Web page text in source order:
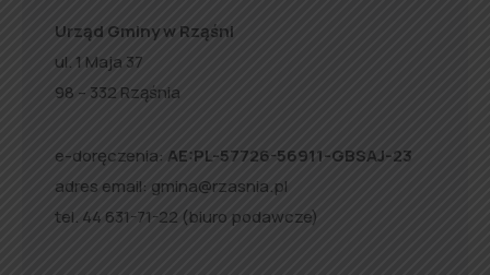
Urząd Gminy w Rząśni
ul. 1 Maja 37
98 – 332 Rząśnia
e-doręczenia: AE:PL-57726-56911-GBSAJ-23
adres email: gmina@rzasnia.pl
tel. 44 631-71-22 (biuro podawcze)